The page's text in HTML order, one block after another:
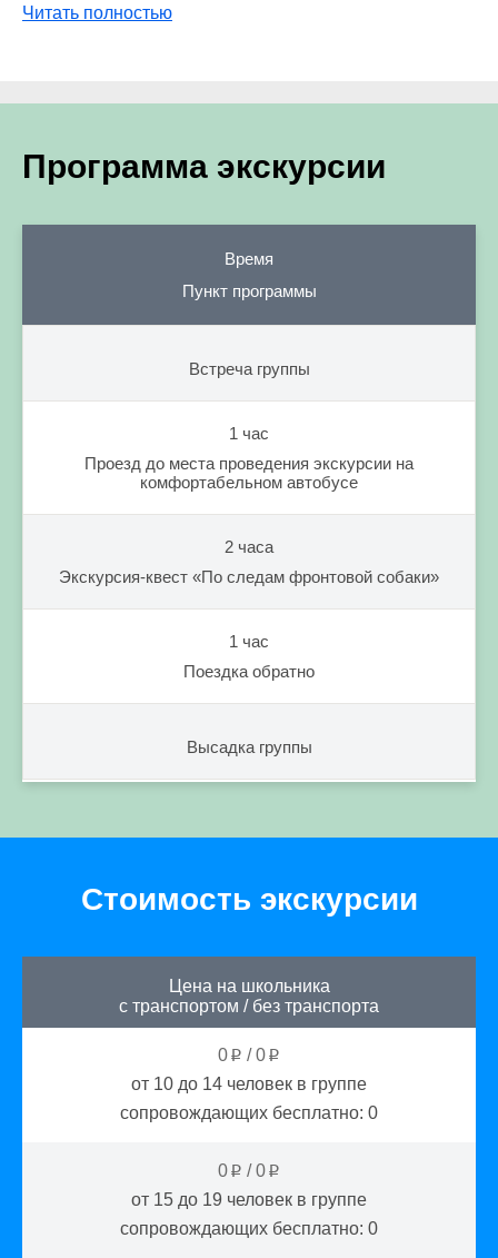
Читать полностью
Программа экскурсии
Время
Пункт программы
Встреча группы
1 час
Проезд до места проведения экскурсии на
комфортабельном автобусе
2 часа
Экскурсия-квест «По следам фронтовой собаки»
1 час
Поездка обратно
Высадка группы
Стоимость экскурсии
Цена на школьника
с транспортом / без транспорта
0 p /0 p
от 10 до 14 человек в группе
сопровождающих бесплатно: 0
0 p /0 p
от 15 до 19 человек в группе
сопровождающих бесплатно: 0